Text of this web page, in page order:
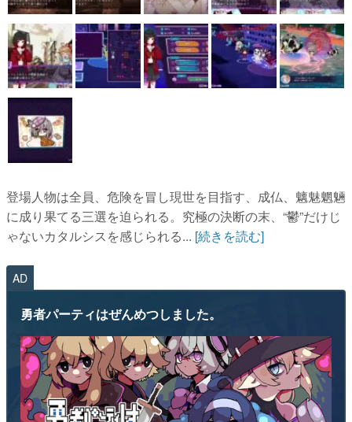
登場人物は全員、危険を冒し現世を目指す、成仏、魑魅魍魎
に成り果てる三選を迫られる。究極の決断の末、“鬱”だけじ
ゃないカタルシスを感じられる... [続きを読む]
AD
勇者パーティはぜんめつしました。